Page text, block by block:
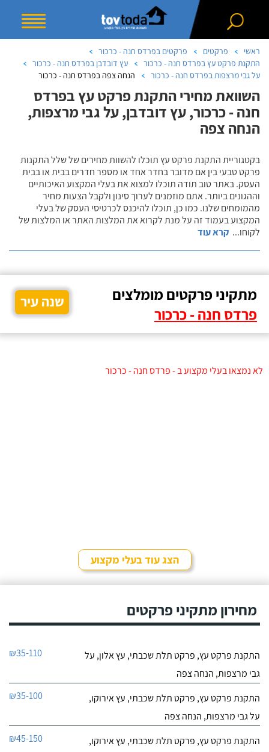
ראשי פרקטים
פרקטים בפרדס חנה - כרכור
התקנת פרקט עץ בפרדס חנה - כרכור
עץ דובדבן בפרדס חנה - כרכור
על גבי מרצפות בפרדס חנה - כרכור
הנחה צפה בפרדס חנה - כרכור
השוואת מחירי התקנת פרקט עץ בפרדס
חנה - כרכור, עץ דובדבן, על גבי מרצפות,
הנחה צפה
בקטגוריית התקנת פרקט עץ תוכלו להשוות מחירים של שלל התקנות
פרקט טבעי בין אם מדובר בחדר אחד או מספר חדרים בבית או בבית
העסק. באתר טוב תודה תוכלו למצוא את בעלי המקצוע האיכותיים
וההגונים ביותר. אתם מוזמנים לערוך סינון ולקבל הצעות מחיר
מהמומחים שלנו. כמו כן, תוכלו להיכנס לכרטיסי העסק של בעלי
המקצוע בעמוד זה על מנת לקרוא את המלצות האתר או המלצות של
לקוחו... קרא עוד
מתקיני פרקטים מומלצים
פרדס חנה - כרכור
שנה עיר
לא נמצאו בעלי מקצוע ב - פרדס חנה - כרכור
הצג עוד בעלי מקצוע
מחירון מתקיני פרקטים
התקנת פרקט עץ, פרקט תלת שכבתי, עץ אלון, על
גבי מרצפות, הנחה צפה
₪35-110
התקנת פרקט עץ, פרקט תלת שכבתי, עץ אירוקו,
על גבי מרצפות, הנחה צפה
₪35-100
התקנת פרקט עץ, פרקט תלת שכבתי, עץ אירוקו,
₪45-150